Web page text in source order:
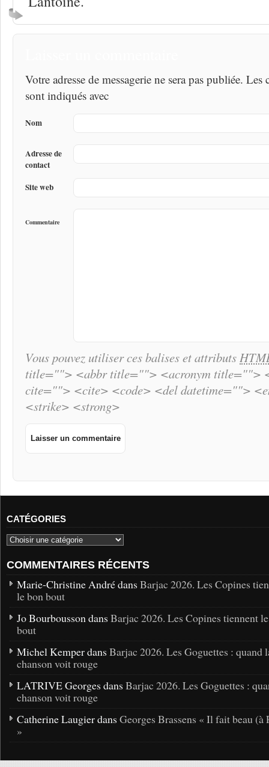
Votre adresse de messagerie ne sera pas publiée.
sont indiqués avec
Nom
Adresse de
contact
Site web
Commentaire
Vous pouvez utiliser ces balises et attributs
title=""> <abbr title=""> <acronym title="">
cite=""> <cite> <code> <del datetime="">
<strike> <strong>
CATÉGORIES
COMMENTAIRES RÉCENTS
Marie-Christine André dans Barjac 2026. Les Copines
le bon bout
Jo Bourbousson dans Barjac 2026. Les Copines tiennent
bout
Michel Kemper dans Barjac 2026. Les Goguettes : quand
chanson voit rouge
LATRIVE Georges dans Barjac 2026. Les Goguettes :
chanson voit rouge
Catherine Laugier dans Georges Brassens « Il fait beau (à
»